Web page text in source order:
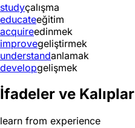
studyçalışma
educateeğitim
acquireedinmek
improvegeliştirmek
understandanlamak
developgelişmek
İfadeler ve Kalıplar
learn from experience